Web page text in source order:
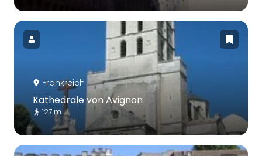
Frankreich
Kathedrale von Avignon
127 m